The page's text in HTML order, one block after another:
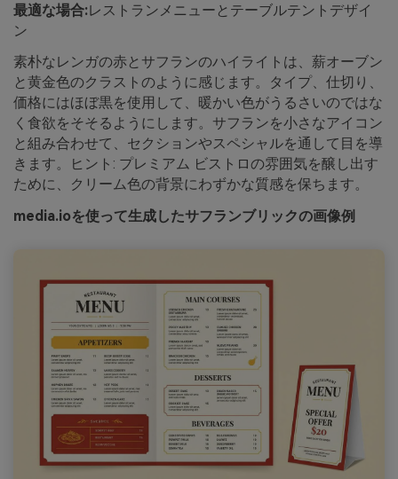
最適な場合:レストランメニューとテーブルテントデザイ
ン
素朴なレンガの赤とサフランのハイライトは、薪オーブン
と黄金色のクラストのように感じます。タイプ、仕切り、
価格にはほぼ黒を使用して、暖かい色がうるさいのではな
く食欲をそそるようにします。サフランを小さなアイコン
と組み合わせて、セクションやスペシャルを通して目を導
きます。ヒント: プレミアム ビストロの雰囲気を醸し出す
ために、クリーム色の背景にわずかな質感を保ちます。
media.ioを使って生成したサフランブリックの画像例